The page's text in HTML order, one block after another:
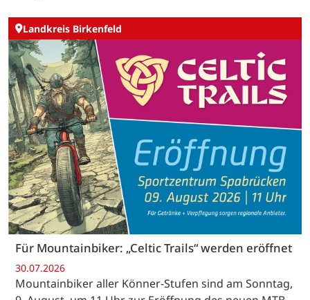
Landkreis Birkenfeld
Für Mountainbiker: „Celtic Trails“ werden eröffnet
30.07.2026
Mountainbiker aller Könner-Stufen sind am Sonntag,